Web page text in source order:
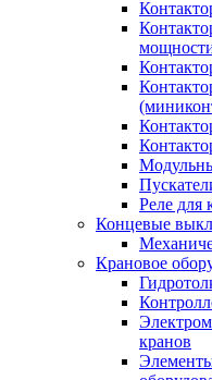
Реле для
Концевые
Крановое
кранов